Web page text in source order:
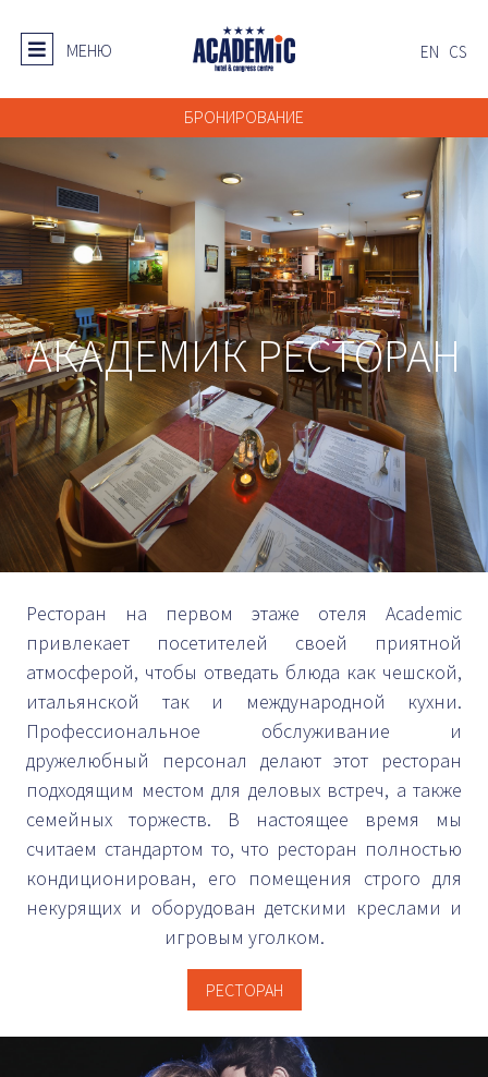
БРОНИРОВАНИЕ
МЕНЮ EN CS
АКАДЕМИК РЕСТОРАН
Ресторан на первом этаже отеля Academic
привлекает посетителей своей приятной
атмосферой, чтобы отведать блюда как чешской,
итальянской так и международной кухни.
Профессиональное обслуживание и
дружелюбный персонал делают этот ресторан
подходящим местом для деловых встреч, а также
семейных торжеств. В настоящее время мы
считаем стандартом то, что ресторан полностью
кондиционирован, его помещения строго для
некурящих и оборудован детскими креслами и
игровым уголком.
РЕСТОРАН